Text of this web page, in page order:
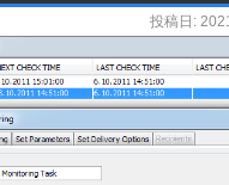
投稿日: